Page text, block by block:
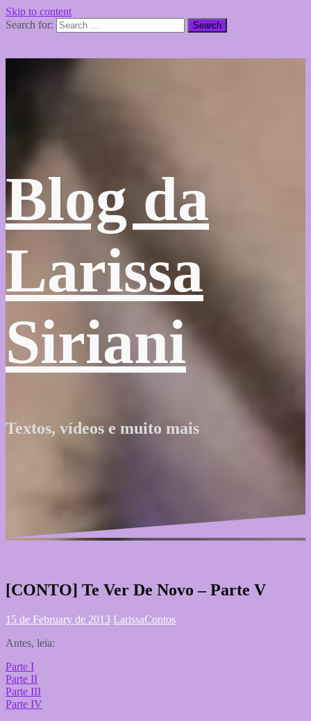
Skip to content
Search for:
Blog da
Larissa
Siriani
Textos, vídeos e muito mais
[CONTO] Te Ver De Novo – Parte V
15 de February de 2013 LarissaContos
Antes, leia:
Parte I
Parte II
Parte III
Parte IV